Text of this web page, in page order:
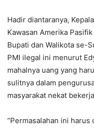
Hadir diantaranya,
Kawasan Amerika
Bupati dan Walikota se-
PMI ilegal ini menurut
mahalnya uang yang
sulitnya dalam
masyarakat nekat
“Permasalahan ini